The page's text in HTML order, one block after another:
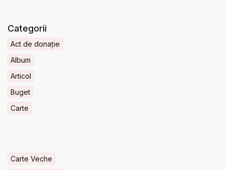
Categorii
Act de donație
Album
Articol
Buget
Carte
Carte Veche